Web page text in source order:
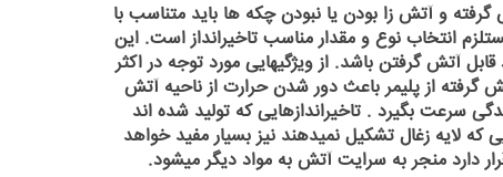
و آتش زا بودن یا نبودن چکه ها باید متناسب با
انتخاب نوع و مقدار مناسب تاخیرانداز است. این
آتش گرفتن باشد. از ویژگیهایی مورد توجه در اکثر
از پلیمر باعث دور شدن حرارت از ناحیه آتش
سرعت بگیرد . تاخیراندازهایی که تولید شده اند
که لایه زغال تشکیل نمیدهند نیز بسیار مفید خواهد
دارد منجر به سرایت آتش به مواد دیگر میشود.